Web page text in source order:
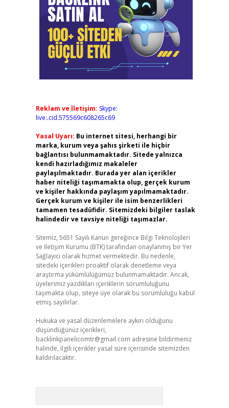
Reklam ve İletişim: Skype:
live:.cid.575569c608265c69
Yasal Uyarı: Bu internet sitesi, herhangi bir
marka, kurum veya şahıs şirketi ile hiçbir
bağlantısı bulunmamaktadır. Sitede yalnızca
kendi hazırladığımız makaleler
paylaşılmaktadır. Burada yer alan içerikler
haber niteliği taşımamakta olup, gerçek kurum
ve kişiler hakkında paylaşım yapılmamaktadır.
Gerçek kurum ve kişiler ile isim benzerlikleri
tamamen tesadüfidir. Sitemizdeki bilgiler taslak
halindedir ve tavsiye niteliği taşımazlar.
Sitemiz, 5651 Sayılı Kanun gereğince Bilgi Teknolojileri
ve İletişim Kurumu (BTK) tarafından onaylanmış bir Yer
Sağlayıcı olarak hizmet vermektedir. Bu nedenle,
sitedeki içerikleri proaktif olarak denetleme veya
araştırma yükümlülüğümüz bulunmamaktadır. Ancak,
üyelerimiz yazdıkları içeriklerin sorumluluğunu
taşımakta olup, siteye üye olarak bu sorumluluğu kabul
etmiş sayılırlar.
Hukuka ve yasal düzenlemelere aykırı olduğunu
düşündüğünüz içerikleri,
backlinkpanelicomtr@gmail.com adresine bildirmeniz
halinde, ilgili içerikler yasal süre içerisinde sitemizden
kaldırılacaktır.